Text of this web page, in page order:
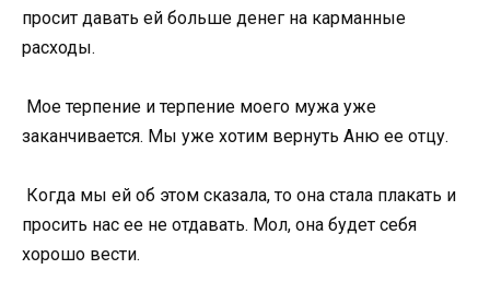
просит давать ей больше денег на карманные
расходы.
Мое терпение и терпение моего мужа уже
заканчивается. Мы уже хотим вернуть Аню ее отцу.
Когда мы ей об этом сказала, то она стала плакать и
просить нас ее не отдавать. Мол, она будет себя
хорошо вести.